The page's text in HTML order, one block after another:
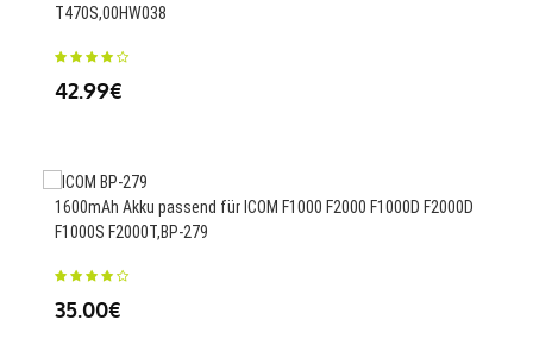
T470S,00HW038
42.99€
1600mAh Akku passend für ICOM F1000 F2000 F1000D F2000D
F1000S F2000T,BP-279
35.00€